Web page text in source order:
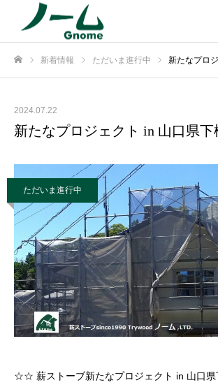
新着情報 ただいま進行中 新たなプロジ
2024.07.22
新たなプロジェクト in 山口県下
ただいま進行中
☆☆ 薪ストーブ新たなプロジェクト in 山口